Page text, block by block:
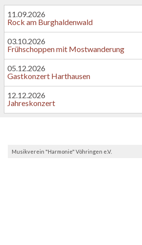
11.09.2026
Rock am Burghaldenwald
03.10.2026
Frühschoppen mit Mostwanderung
05.12.2026
Gastkonzert Harthausen
12.12.2026
Jahreskonzert
Musikverein "Harmonie" Vöhringen e.V.